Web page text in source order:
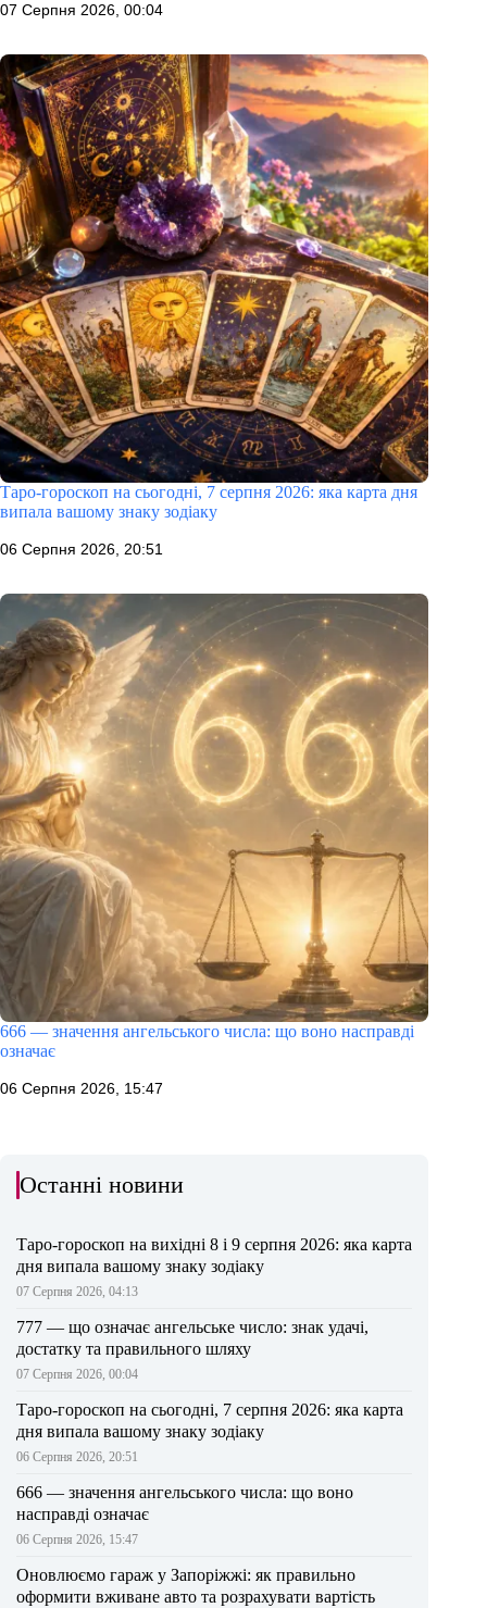
07 Серпня 2026, 00:04
Таро-гороскоп на сьогодні, 7 серпня 2026: яка карта дня
випала вашому знаку зодіаку
06 Серпня 2026, 20:51
666 — значення ангельського числа: що воно насправді
означає
06 Серпня 2026, 15:47
Останні новини
Таро-гороскоп на вихідні 8 і 9 серпня 2026: яка карта
дня випала вашому знаку зодіаку
07 Серпня 2026, 04:13
777 — що означає ангельське число: знак удачі,
достатку та правильного шляху
07 Серпня 2026, 00:04
Таро-гороскоп на сьогодні, 7 серпня 2026: яка карта
дня випала вашому знаку зодіаку
06 Серпня 2026, 20:51
666 — значення ангельського числа: що воно
насправді означає
06 Серпня 2026, 15:47
Оновлюємо гараж у Запоріжжі: як правильно
оформити вживане авто та розрахувати вартість